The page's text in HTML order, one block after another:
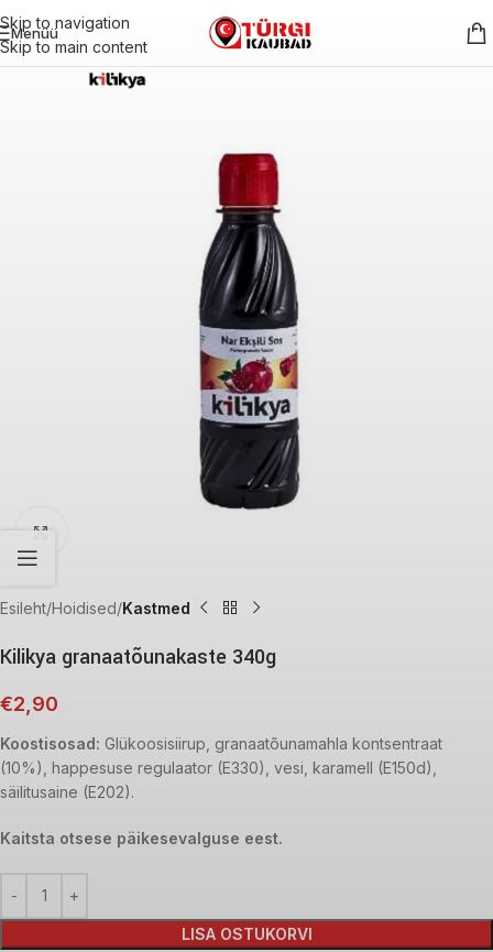
Skip to navigation
Skip to main content
Menüü
Esileht Hoidised Kastmed
Kilikya granaatõunakaste 340g
€2,90
Koostisosad: Glükoosisiirup, granaatõunamahla kontsentraat
(10%), happesuse regulaator (E330), vesi, karamell (E150d),
säilitusaine (E202).
Kaitsta otsese päikesevalguse eest.
LISA OSTUKORVI